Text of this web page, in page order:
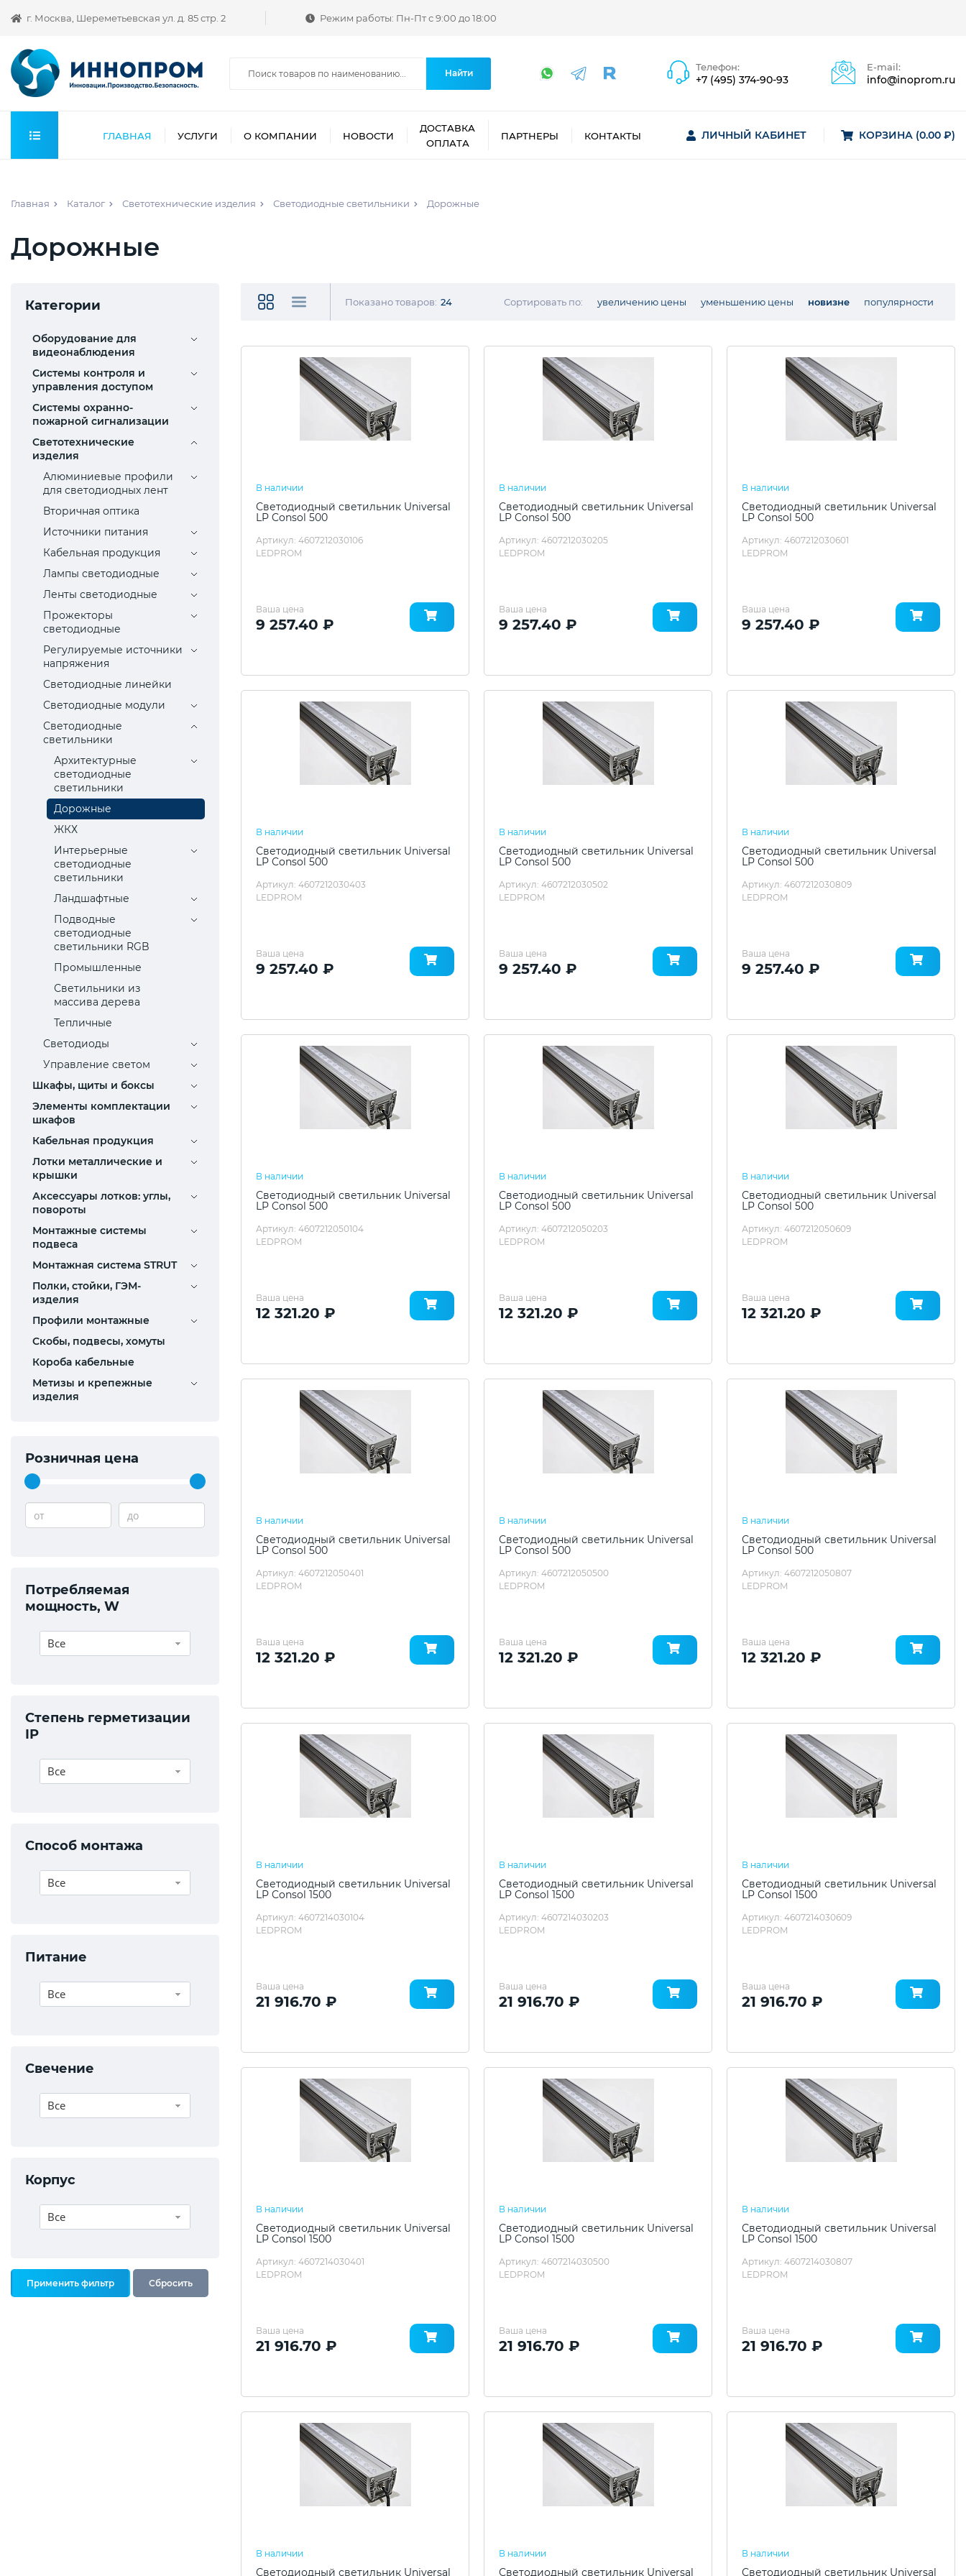
г. Москва, Шереметьевская ул. д. 85 стр. 2 Режим работы: Пн-Пт с 9:00 до 18:00
Найти
Телефон:
+7 (495) 374-90-93
E-mail:
info@inoprom.ru
ГЛАВНАЯ УСЛУГИ О КОМПАНИИ НОВОСТИ
ДОСТАВКА
ОПЛАТА
ПАРТНЕРЫ КОНТАКТЫ ЛИЧНЫЙ КАБИНЕТ КОРЗИНА (0.00 ₽)
Главная Каталог Светотехнические изделия Светодиодные светильники Дорожные
Дорожные
Категории
Оборудование для
видеонаблюдения
Системы контроля и
управления доступом
Системы охранно-
пожарной сигнализации
Светотехнические
изделия
Алюминиевые профили
для светодиодных лент
Вторичная оптика
Источники питания
Кабельная продукция
Лампы светодиодные
Ленты светодиодные
Прожекторы
светодиодные
Регулируемые источники
напряжения
Светодиодные линейки
Светодиодные модули
Светодиодные
светильники
Архитектурные
светодиодные
светильники
Дорожные
ЖКХ
Интерьерные
светодиодные
светильники
Ландшафтные
Подводные
светодиодные
светильники RGB
Промышленные
Светильники из
массива дерева
Тепличные
Светодиоды
Управление светом
Шкафы, щиты и боксы
Элементы комплектации
шкафов
Кабельная продукция
Лотки металлические и
крышки
Аксессуары лотков: углы,
повороты
Монтажные системы
подвеса
Монтажная система STRUT
Полки, стойки, ГЭМ-
изделия
Профили монтажные
Скобы, подвесы, хомуты
Короба кабельные
Метизы и крепежные
изделия
Розничная цена
от до
Потребляемая
мощность, W
Все
Степень герметизации
IP
Все
Способ монтажа
Все
Питание
Все
Свечение
Все
Корпус
Все
Показано товаров: 24 Сортировать по: увеличению цены уменьшению цены новизне популярности
В наличии
Светодиодный светильник Universal
LP Consol 500
Артикул: 4607212030106
LEDPROM
Ваша цена
9 257.40 ₽
В наличии
Светодиодный светильник Universal
LP Consol 500
Артикул: 4607212030205
LEDPROM
Ваша цена
9 257.40 ₽
В наличии
Светодиодный светильник Universal
LP Consol 500
Артикул: 4607212030601
LEDPROM
Ваша цена
9 257.40 ₽
В наличии
Светодиодный светильник Universal
LP Consol 500
Артикул: 4607212030403
LEDPROM
Ваша цена
9 257.40 ₽
В наличии
Светодиодный светильник Universal
LP Consol 500
Артикул: 4607212030502
LEDPROM
Ваша цена
9 257.40 ₽
В наличии
Светодиодный светильник Universal
LP Consol 500
Артикул: 4607212030809
LEDPROM
Ваша цена
9 257.40 ₽
В наличии
Светодиодный светильник Universal
LP Consol 500
Артикул: 4607212050104
LEDPROM
Ваша цена
12 321.20 ₽
В наличии
Светодиодный светильник Universal
LP Consol 500
Артикул: 4607212050203
LEDPROM
Ваша цена
12 321.20 ₽
В наличии
Светодиодный светильник Universal
LP Consol 500
Артикул: 4607212050609
LEDPROM
Ваша цена
12 321.20 ₽
В наличии
Светодиодный светильник Universal
LP Consol 500
Артикул: 4607212050401
LEDPROM
Ваша цена
12 321.20 ₽
В наличии
Светодиодный светильник Universal
LP Consol 500
Артикул: 4607212050500
LEDPROM
Ваша цена
12 321.20 ₽
В наличии
Светодиодный светильник Universal
LP Consol 500
Артикул: 4607212050807
LEDPROM
Ваша цена
12 321.20 ₽
В наличии
Светодиодный светильник Universal
LP Consol 1500
Артикул: 4607214030104
LEDPROM
Ваша цена
21 916.70 ₽
В наличии
Светодиодный светильник Universal
LP Consol 1500
Артикул: 4607214030203
LEDPROM
Ваша цена
21 916.70 ₽
В наличии
Светодиодный светильник Universal
LP Consol 1500
Артикул: 4607214030609
LEDPROM
Ваша цена
21 916.70 ₽
В наличии
Светодиодный светильник Universal
LP Consol 1500
Артикул: 4607214030401
LEDPROM
Ваша цена
21 916.70 ₽
В наличии
Светодиодный светильник Universal
LP Consol 1500
Артикул: 4607214030500
LEDPROM
Ваша цена
21 916.70 ₽
В наличии
Светодиодный светильник Universal
LP Consol 1500
Артикул: 4607214030807
LEDPROM
Ваша цена
21 916.70 ₽
В наличии
Светодиодный светильник Universal
В наличии
Светодиодный светильник Universal
В наличии
Светодиодный светильник Universal